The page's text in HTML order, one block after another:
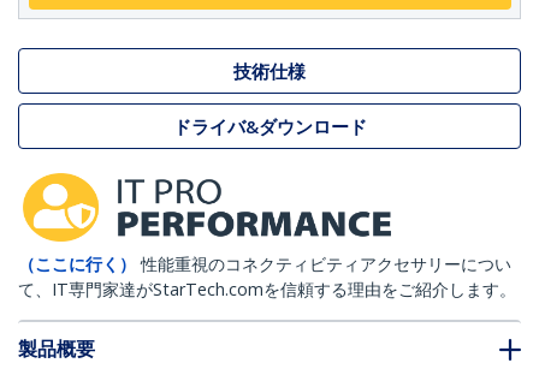
技術仕様
ドライバ&ダウンロード
（ここに行く）
性能重視のコネクティビティアクセサリーについ
て、IT専門家達がStarTech.comを信頼する理由をご紹介します。
製品概要